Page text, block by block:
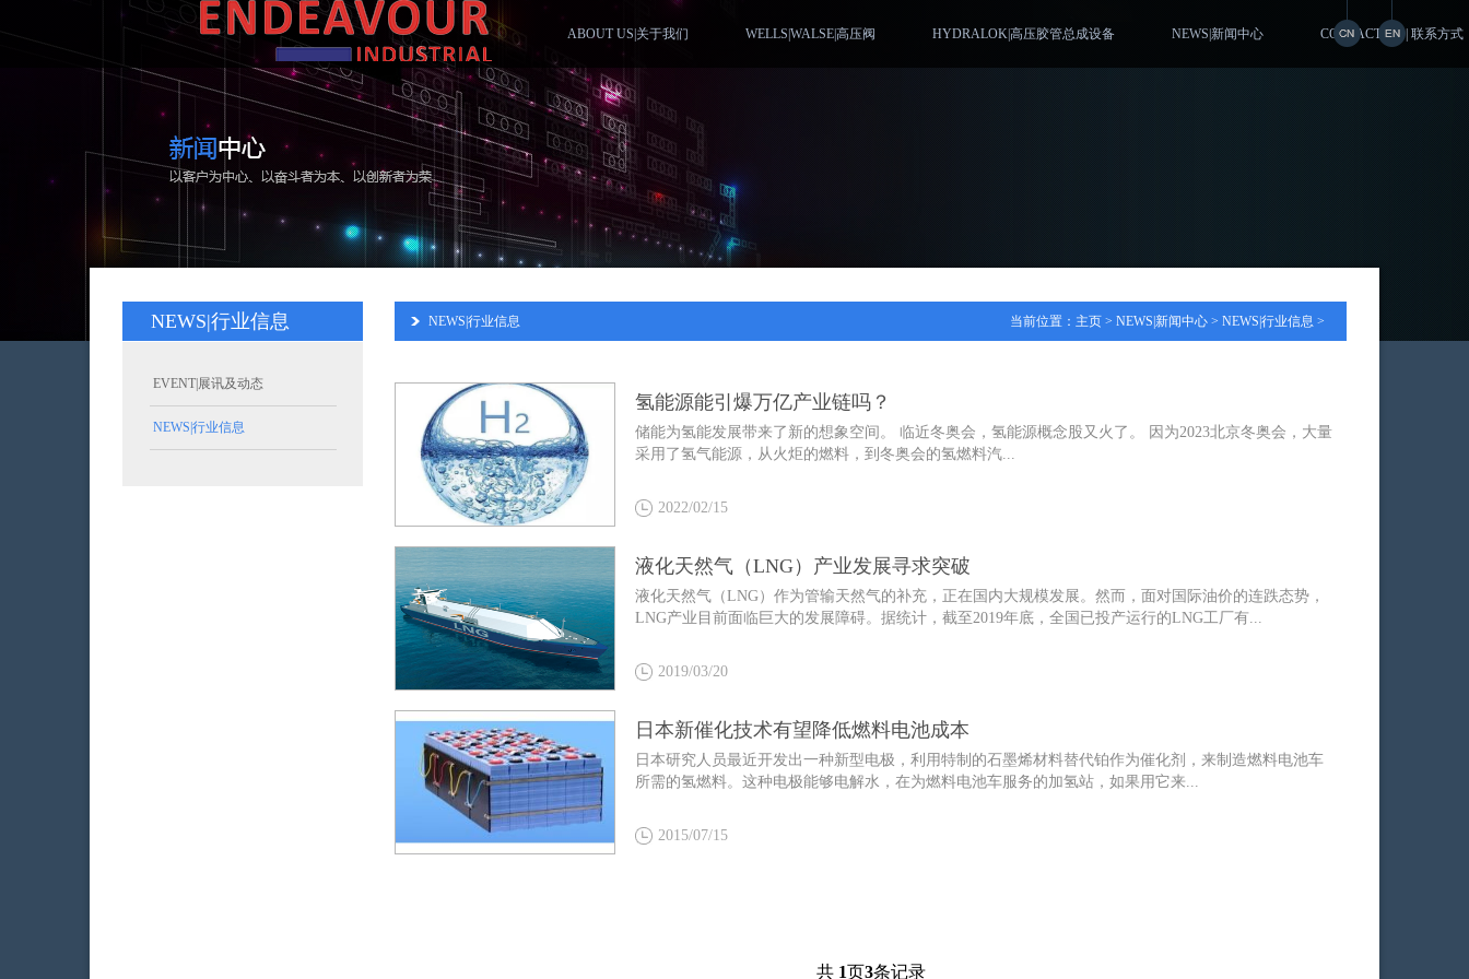
ABOUT US|关于我们 WELLS|WALSE|高压阀 HYDRALOK|高压胶管总成设备 NEWS|新闻中心 CONTACT US | 联系方式
NEWS|行业信息
EVENT|展讯及动态
NEWS|行业信息
NEWS|行业信息 当前位置： 主页 > NEWS|新闻中心 > NEWS|行业信息 >
氢能源能引爆万亿产业链吗？
储能为氢能发展带来了新的想象空间。 临近冬奥会，氢能源概念股又火了。 因为2023北京冬奥会，大量
采用了氢气能源，从火炬的燃料，到冬奥会的氢燃料汽...
2022/02/15
液化天然气（LNG）产业发展寻求突破
液化天然气（LNG）作为管输天然气的补充，正在国内大规模发展。然而，面对国际油价的连跌态势，
LNG产业目前面临巨大的发展障碍。据统计，截至2019年底，全国已投产运行的LNG工厂有...
2019/03/20
日本新催化技术有望降低燃料电池成本
日本研究人员最近开发出一种新型电极，利用特制的石墨烯材料替代铂作为催化剂，来制造燃料电池车
所需的氢燃料。这种电极能够电解水，在为燃料电池车服务的加氢站，如果用它来...
2015/07/15
共 1页3条记录